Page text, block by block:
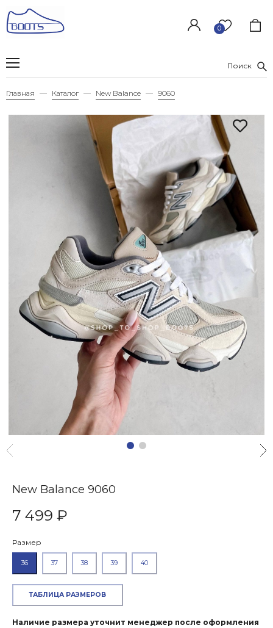
0
Поиск
Главная Каталог New Balance 9060
New Balance 9060
7 499 ₽
Размер
36 37 38 39 40
ТАБЛИЦА РАЗМЕРОВ
Наличие размера уточнит менеджер после оформления